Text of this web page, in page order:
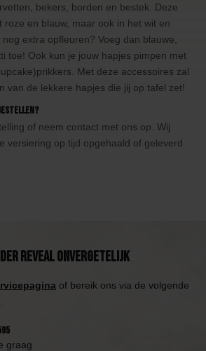
bekers, borden en bestek. Deze
roze en blauw, maar ook in het wit en
extra opfleuren? Voeg dan blauwe,
toe! Ook kun je jouw hapjes pimpen met
Met deze accessoires zal
van de lekkere hapjes die jij op tafel zet!
of neem contact met ons op. Wij
versiering op tijd opgehaald of geleverd
Reveal onvergetelijk
of bereik ons via de volgende
graag